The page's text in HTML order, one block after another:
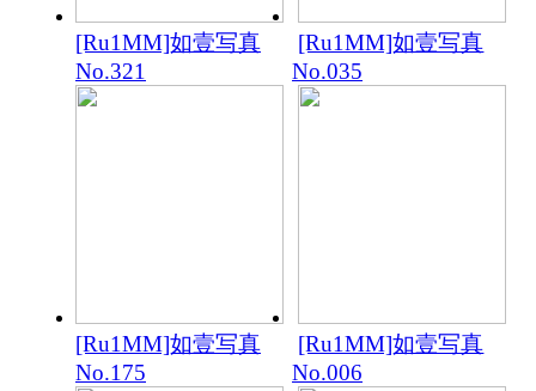
[Ru1MM]如壹写真
No.321
[Ru1MM]如壹写真
No.035
[Ru1MM]如壹写真
No.175
[Ru1MM]如壹写真
No.006